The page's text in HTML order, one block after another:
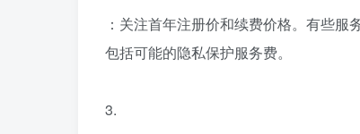
：关注首年注册价和续费价格。有些
包括可能的隐私保护服务费。
3.